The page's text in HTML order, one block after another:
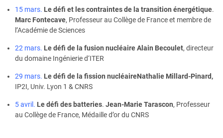
15 mars. Le défi et les contraintes de la transition énergétique.
Marc Fontecave, Professeur au Collège de France et membre de
l’Académie de Sciences
22 mars. Le défi de la fusion nucléaireAlain Becoulet, directeur
du domaine Ingénierie d‘ITER
29 mars. Le défi de la fission nucléaireNathalie Millard-Pinard,
IP2I, Univ. Lyon 1 & CNRS
5 avril. Le défi des batteries. Jean-Marie Tarascon, Professeur
au Collège de France, Médaille d’or du CNRS